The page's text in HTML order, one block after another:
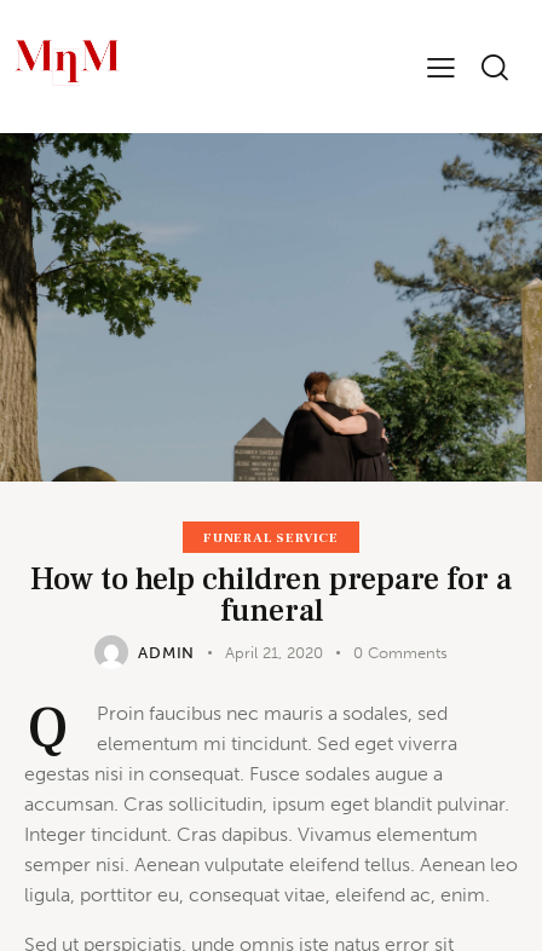
FUNERAL SERVICE
How to help children prepare for a
funeral
ADMIN April 21, 2020 0 Comments
Q
Proin faucibus nec mauris a sodales, sed
elementum mi tincidunt. Sed eget viverra
egestas nisi in consequat. Fusce sodales augue a
accumsan. Cras sollicitudin, ipsum eget blandit pulvinar.
Integer tincidunt. Cras dapibus. Vivamus elementum
semper nisi. Aenean vulputate eleifend tellus. Aenean leo
ligula, porttitor eu, consequat vitae, eleifend ac, enim.
Sed ut perspiciatis, unde omnis iste natus error sit